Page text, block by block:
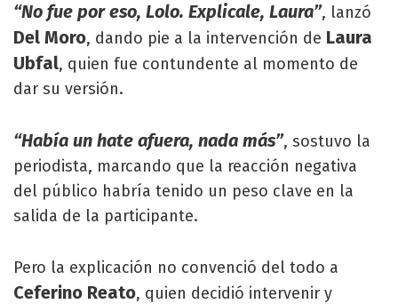
“No fue por eso, Lolo. Explicale, Laura”, lanzó
Del Moro, dando pie a la intervención de Laura
Ubfal, quien fue contundente al momento de
dar su versión.
“Había un hate afuera, nada más”, sostuvo la
periodista, marcando que la reacción negativa
del público habría tenido un peso clave en la
salida de la participante.
Pero la explicación no convenció del todo a
Ceferino Reato, quien decidió intervenir y